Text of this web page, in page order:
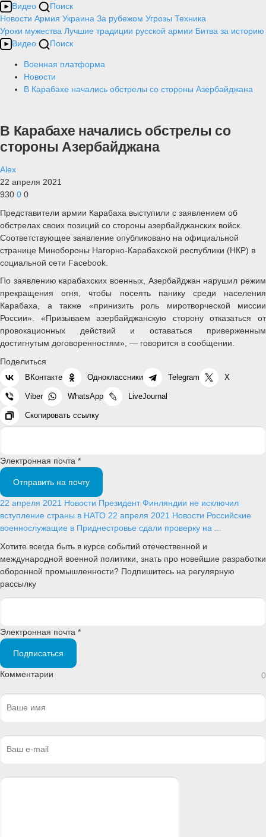
Видео
Поиск
Новости Армия Украина За рубежом Угрозы Техника
Уроки мужества Лучшие традиции русской армии Битва за историю
Видео
Поиск
Военная платформа
Новости
В Карабахе начались обстрелы со стороны Азербайджана
В Карабахе начались обстрелы со
стороны Азербайджана
Alex
22 апреля 2021
930 0 0
Представители армии Карабаха выступили с заявлением об
обстрелах своих позиций со стороны азербайджанских войск.
Соответствующее заявление опубликовано на официальной
странице Минобороны Нагорно-Карабахской республики (НКР) в
социальной сети Facebook.
По заявлению карабахских военных, Азербайджан нарушил режим
прекращения огня, чтобы посеять панику среди населения
Карабаха, а также «принизить роль миротворческой миссии
России». «Призываем азербайджанскую сторону отказаться от
провокационных действий и оставаться приверженным
достигнутым договоренностям», — говорится в сообщении.
Поделиться
ВКонтакте Одноклассники Telegram X
Viber WhatsApp LiveJournal
Скопировать ссылку
Электронная почта *
Отправить на почту
22 апреля 2021 Новости Президент Финляндии не исключил
вступление страны в НАТО 22 апреля 2021 Новости Российские
военнослужащие в Приднестровье сдали проверку на ...
Хотите всегда быть в курсе событий отечественной и
международной военной политики, знать про новейшие разработки
оборонной промышленности? Подпишитесь на регулярную
рассылку
Электронная почта *
Подписаться
Комментарии 0